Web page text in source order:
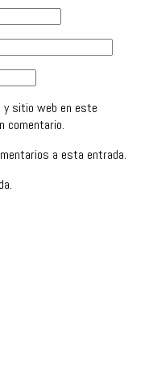
y sitio web en este
comentario.
a esta entrada.